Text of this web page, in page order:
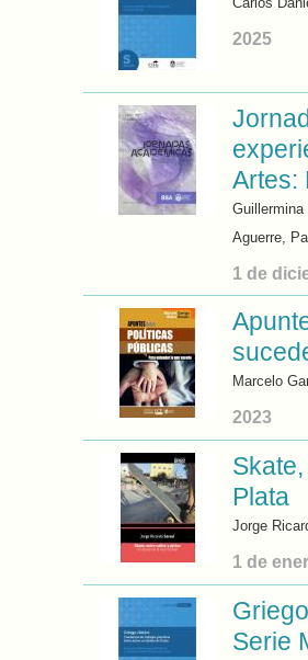
2025
Artes:
Aguerre,
1 de
Marcelo
2023
Plata
Jorge
1 de
Serie